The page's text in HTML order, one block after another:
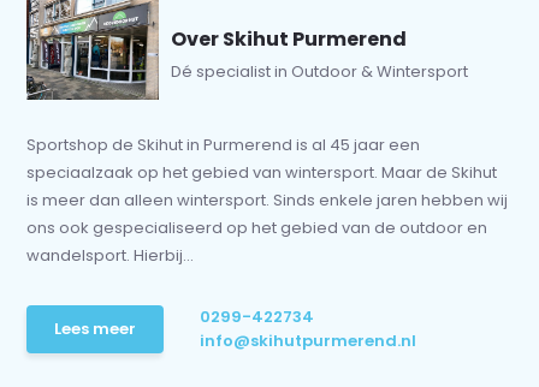
Over Skihut Purmerend
Dé specialist in Outdoor & Wintersport
Sportshop de Skihut in Purmerend is al 45 jaar een
speciaalzaak op het gebied van wintersport. Maar de Skihut
is meer dan alleen wintersport. Sinds enkele jaren hebben wij
ons ook gespecialiseerd op het gebied van de outdoor en
wandelsport. Hierbij...
Lees meer
0299-422734
info@skihutpurmerend.nl